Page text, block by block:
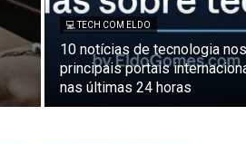
💻 TECH COM ELDO
10 notícias de tecnologia nos
principais portais
nas últimas 24 horas